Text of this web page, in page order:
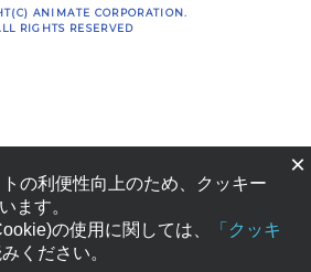
ANIMATE CORPORATION.
RIGHTS RESERVED
×
の利便性向上のため、クッキー
ます。
の使用に関しては、
「クッキ
ください。